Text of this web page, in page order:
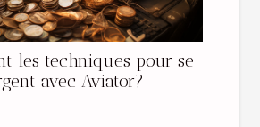
les techniques pour se
avec Aviator?